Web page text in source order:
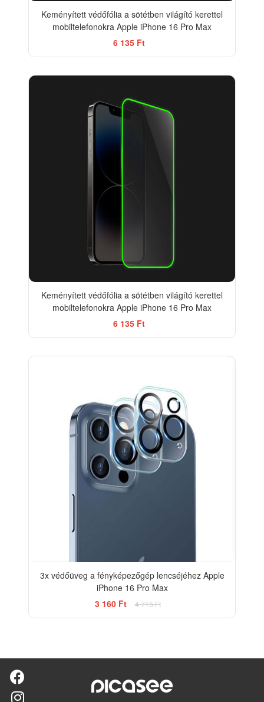
Keményített védőfólia a sötétben világító kerettel
mobiltelefonokra Apple iPhone 16 Pro Max
6 135 Ft
Keményített védőfólia a sötétben világító kerettel
mobiltelefonokra Apple iPhone 16 Pro Max
6 135 Ft
3x védőüveg a fényképezőgép lencséjéhez Apple
iPhone 16 Pro Max
3 160 Ft
4 715 Ft